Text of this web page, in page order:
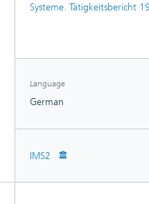
Systeme. Tätigkeitsbericht
Language
German
IMS2